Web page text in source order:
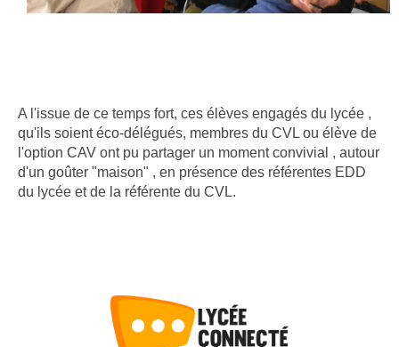
A l'issue de ce temps fort, ces élèves engagés du lycée ,
qu'ils soient éco-délégués, membres du CVL ou élève de
l'option CAV ont pu partager un moment convivial , autour
d'un goûter "maison" , en présence des référentes EDD
du lycée et de la référente du CVL.